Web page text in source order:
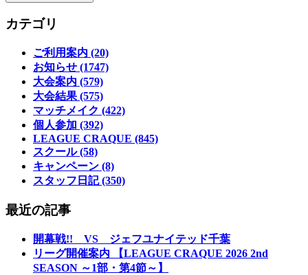
カテゴリ
ご利用案内 (20)
お知らせ (1747)
大会案内 (579)
大会結果 (575)
マッチメイク (422)
個人参加 (392)
LEAGUE CRAQUE (845)
スクール (58)
キャンペーン (8)
スタッフ日記 (350)
最近の記事
開幕戦!! VS ジェフユナイテッド千葉
リーグ開催案内 【LEAGUE CRAQUE 2026 2nd
SEASON ～1部・第4節～】